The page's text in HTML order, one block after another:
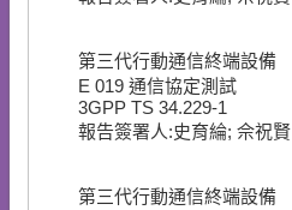
第三代行動通信終端設備
E 019 通信協定測試
3GPP TS 34.229-1
報告簽署人:史育綸; 佘祝賢
第三代行動通信終端設備